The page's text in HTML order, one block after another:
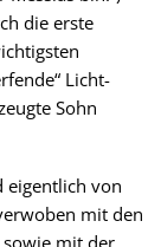
die erste
Licht-
Sohn
eigentlich von
mit den
sowie mit der